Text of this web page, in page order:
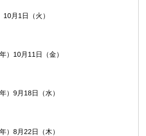
月1日（火）
）10月11日（金）
）9月18日（水）
）8月22日（木）